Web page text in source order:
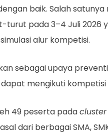
baik. Salah
turut pada 3–4 Juli 2026
alur kompetisi.
sebagai upaya
mengikuti
49 peserta pada
dari berbagai SMA,